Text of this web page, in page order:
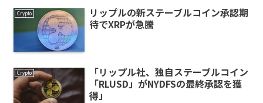
Crypto
リップルの新ステーブルコイン承認期
待でXRPが急騰
Crypto
「リップル社、独自ステーブルコイン
「RLUSD」がNYDFSの最終承認を獲
得」